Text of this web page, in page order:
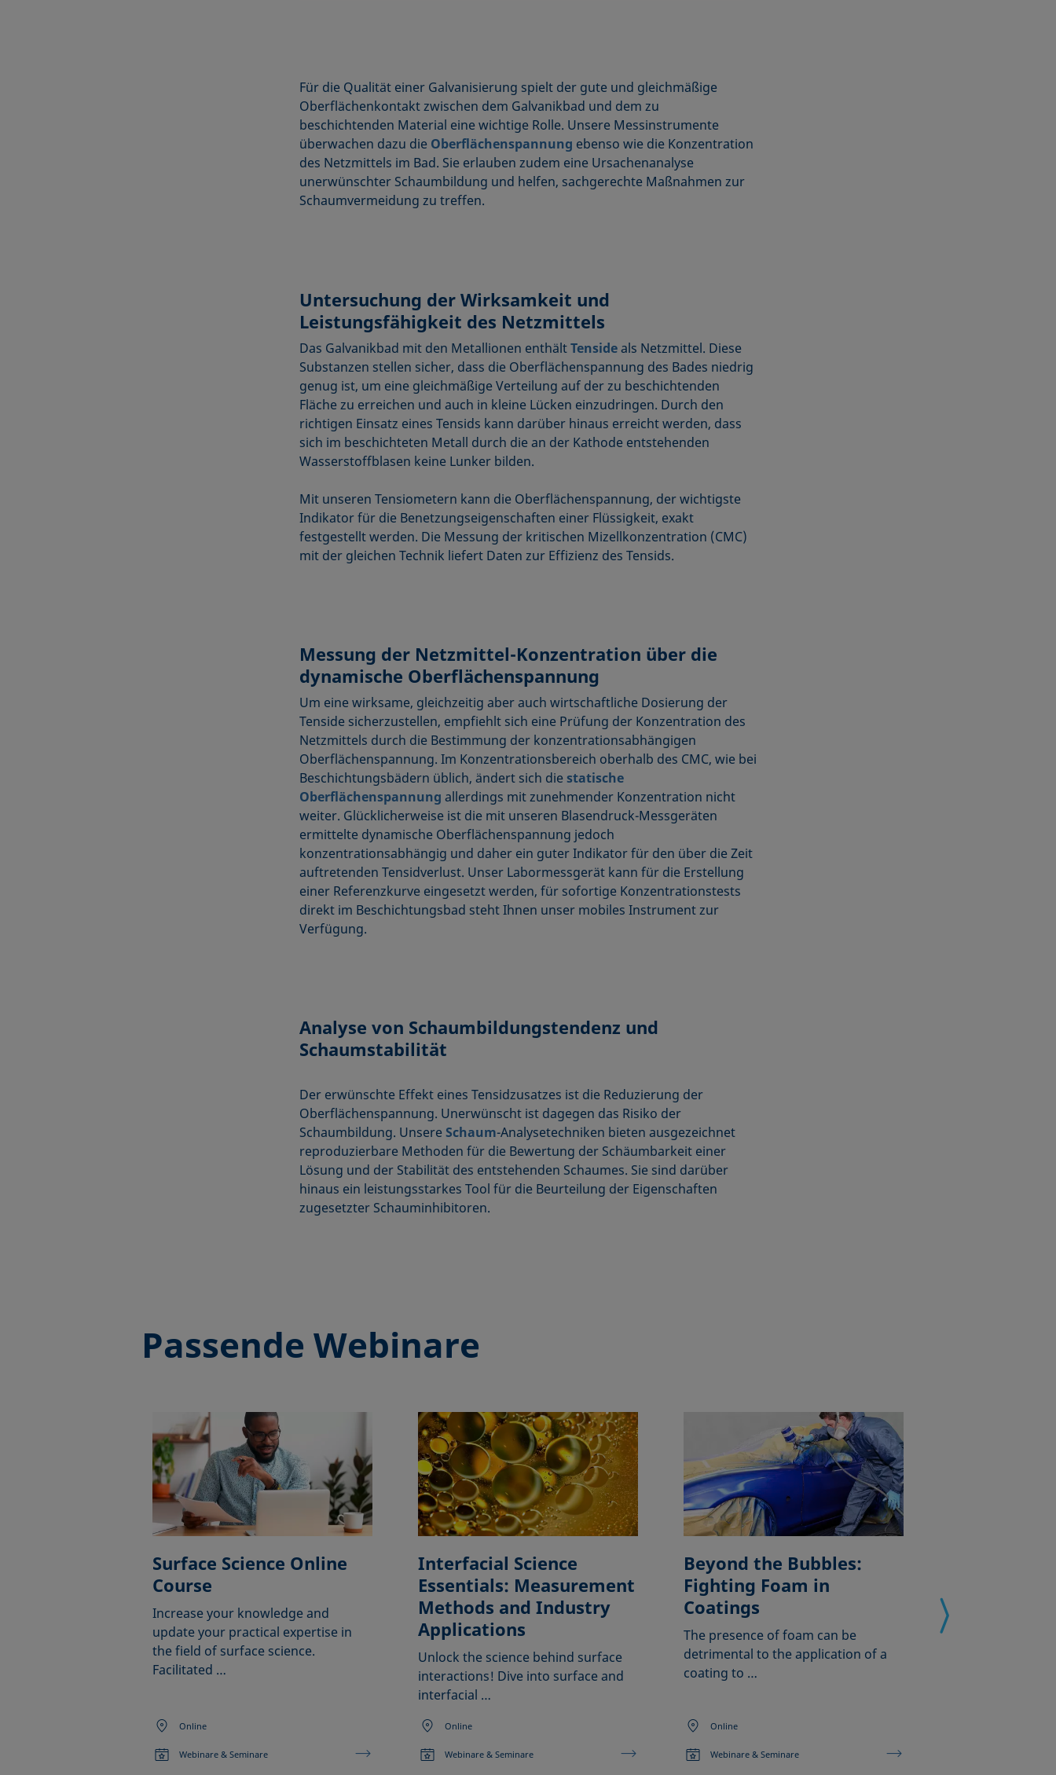
Für die Qualität einer Galvanisierung spielt der gute und gleichmäßige
Oberflächenkontakt zwischen dem Galvanikbad und dem zu
beschichtenden Material eine wichtige Rolle. Unsere Messinstrumente
überwachen dazu die Oberflächenspannung ebenso wie die Konzentration
des Netzmittels im Bad. Sie erlauben zudem eine Ursachenanalyse
unerwünschter Schaumbildung und helfen, sachgerechte Maßnahmen zur
Schaumvermeidung zu treffen.
Untersuchung der Wirksamkeit und
Leistungsfähigkeit des Netzmittels
Das Galvanikbad mit den Metallionen enthältTensideals Netzmittel. Diese
Substanzen stellen sicher, dass die Oberflächenspannung des Bades niedrig
genug ist, um eine gleichmäßige Verteilung auf der zu beschichtenden
Fläche zu erreichen und auch in kleine Lücken einzudringen. Durch den
richtigen Einsatz eines Tensids kann darüber hinaus erreicht werden, dass
sich im beschichteten Metall durch die an der Kathode entstehenden
Wasserstoffblasen keine Lunker bilden.
Mit unseren Tensiometern kann die Oberflächenspannung, der wichtigste
Indikator für die Benetzungseigenschaften einer Flüssigkeit, exakt
festgestellt werden. Die Messung der kritischen Mizellkonzentration (CMC)
mit der gleichen Technik liefert Daten zur Effizienz des Tensids.
Messung der Netzmittel-Konzentration über die
dynamische Oberflächenspannung
Um eine wirksame, gleichzeitig aber auch wirtschaftliche Dosierung der
Tenside sicherzustellen, empfiehlt sich eine Prüfung der Konzentration des
Netzmittels durch die Bestimmung der konzentrationsabhängigen
Oberflächenspannung. Im Konzentrationsbereich oberhalb des CMC, wie bei
Beschichtungsbädern üblich, ändert sich diestatische
Oberflächenspannung allerdings mit zunehmender Konzentration nicht
weiter. Glücklicherweise ist die mit unseren Blasendruck-Messgeräten
ermittelte dynamische Oberflächenspannung jedoch
konzentrationsabhängig und daher ein guter Indikator für den über die Zeit
auftretenden Tensidverlust. Unser Labormessgerät kann für die Erstellung
einer Referenzkurve eingesetzt werden, für sofortige Konzentrationstests
direkt im Beschichtungsbad steht Ihnen unser mobiles Instrument zur
Verfügung.
Analyse von Schaumbildungstendenz und
Schaumstabilität
Der erwünschte Effekt eines Tensidzusatzes ist die Reduzierung der
Oberflächenspannung. Unerwünscht ist dagegen das Risiko der
Schaumbildung. UnsereSchaum-Analysetechniken bieten ausgezeichnet
reproduzierbare Methoden für die Bewertung der Schäumbarkeit einer
Lösung und der Stabilität des entstehenden Schaumes. Sie sind darüber
hinaus ein leistungsstarkes Tool für die Beurteilung der Eigenschaften
zugesetzter Schauminhibitoren.
Passende Webinare
Surface Science Online
Course
Increase your knowledge and
update your practical expertise in
the field of surface science.
Facilitated …
Online
Webinare & Seminare
Interfacial Science
Essentials: Measurement
Methods and Industry
Applications
Unlock the science behind surface
interactions! Dive into surface and
interfacial …
Online
Webinare & Seminare
Beyond the Bubbles:
Fighting Foam in
Coatings
The presence of foam can be
detrimental to the application of a
coating to …
Online
Webinare & Seminare
Coating